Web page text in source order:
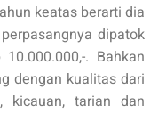
keatas berarti dia
dipatok
. Bahkan
dengan kualitas dari
kicauan, tarian dan